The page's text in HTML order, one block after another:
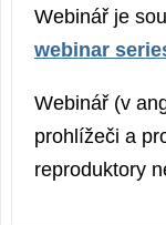
Webinář je
webinar
Webinář (v
prohlížeči a
reproduktory